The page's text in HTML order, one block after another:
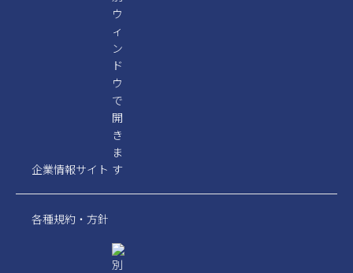
企業情報サイト
各種規約・方針